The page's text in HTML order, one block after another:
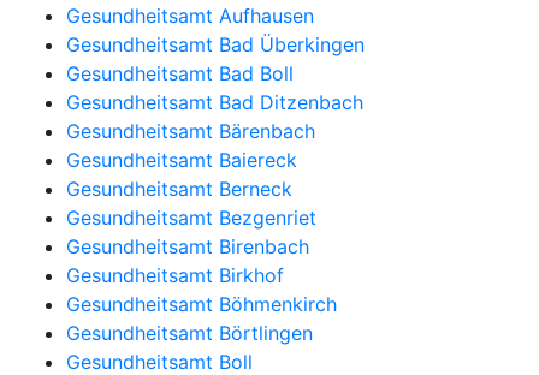
Gesundheitsamt Aufhausen
Gesundheitsamt Bad Überkingen
Gesundheitsamt Bad Boll
Gesundheitsamt Bad Ditzenbach
Gesundheitsamt Bärenbach
Gesundheitsamt Baiereck
Gesundheitsamt Berneck
Gesundheitsamt Bezgenriet
Gesundheitsamt Birenbach
Gesundheitsamt Birkhof
Gesundheitsamt Böhmenkirch
Gesundheitsamt Börtlingen
Gesundheitsamt Boll